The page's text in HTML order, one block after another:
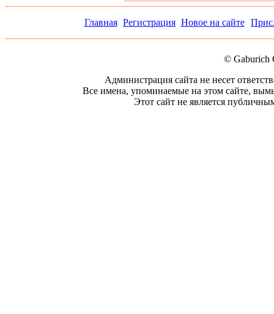
Главная Регистрация Новое на сайте
© Gaburich
Администрация сайта не несет
Все имена, упоминаемые на этом сайте,
Этот сайт не является